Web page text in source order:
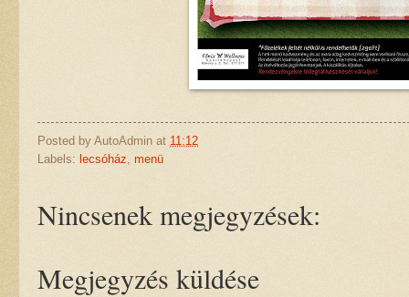
Posted by AutoAdmin at 11:12
Labels: lecsóház menü
Nincsenek megjegyzések:
Megjegyzés küldése